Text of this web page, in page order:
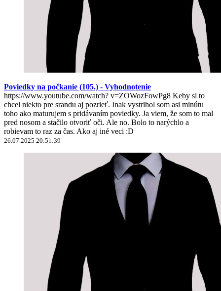
Poviedky na počkanie (105.) - Vyhodnotenie
https://www.youtube.com/watch? v=ZOWozFowPg8 Keby si to
chcel niekto pre srandu aj pozrieť. Inak vystrihol som asi minútu
toho ako maturujem s pridávaním poviedky. Ja viem, že som to mal
pred nosom a stačilo otvoriť oči. Ale no. Bolo to narýchlo a
robievam to raz za čas. Ako aj iné veci :D
26.07.2025 20:51:39